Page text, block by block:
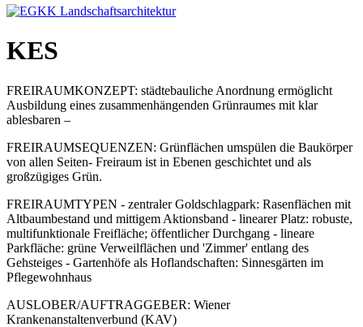
KES
FREIRAUMKONZEPT: städtebauliche Anordnung ermöglicht
Ausbildung eines zusammenhängenden Grünraumes mit klar
ablesbaren –
FREIRAUMSEQUENZEN: Grünflächen umspülen die Baukörper
von allen Seiten- Freiraum ist in Ebenen geschichtet und als
großzügiges Grün.
FREIRAUMTYPEN - zentraler Goldschlagpark: Rasenflächen mit
Altbaumbestand und mittigem Aktionsband - linearer Platz: robuste,
multifunktionale Freifläche; öffentlicher Durchgang - lineare
Parkfläche: grüne Verweilflächen und 'Zimmer' entlang des
Gehsteiges - Gartenhöfe als Hoflandschaften: Sinnesgärten im
Pflegewohnhaus
AUSLOBER/AUFTRAGGEBER: Wiener
Krankenanstaltenverbund (KAV)